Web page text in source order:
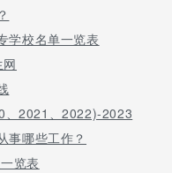
学校名单一览表
、2021、2022)-2023
事哪些工作？
览表